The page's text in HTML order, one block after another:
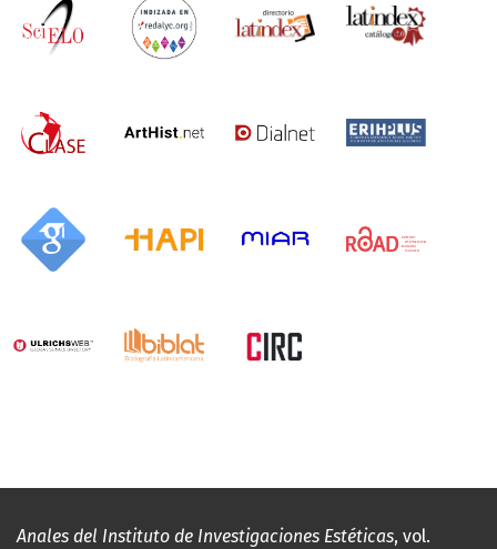
Anales del Instituto de Investigaciones Estéticas, vol.